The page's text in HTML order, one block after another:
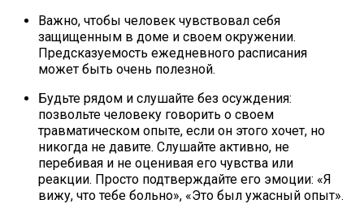
Важно, чтобы человек чувствовал себя
защищенным в доме и своем окружении.
Предсказуемость ежедневного расписания
может быть очень полезной.
Будьте рядом и слушайте без осуждения:
позвольте человеку говорить о своем
травматическом опыте, если он этого хочет, но
никогда не давите. Слушайте активно, не
перебивая и не оценивая его чувства или
реакции. Просто подтверждайте его эмоции: «Я
вижу, что тебе больно», «Это был ужасный опыт».